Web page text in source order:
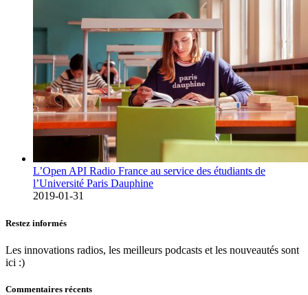
L’Open API Radio France au service des étudiants de
l’Université Paris Dauphine
2019-01-31
Restez informés
Les innovations radios, les meilleurs podcasts et les nouveautés sont
ici :)
Commentaires récents